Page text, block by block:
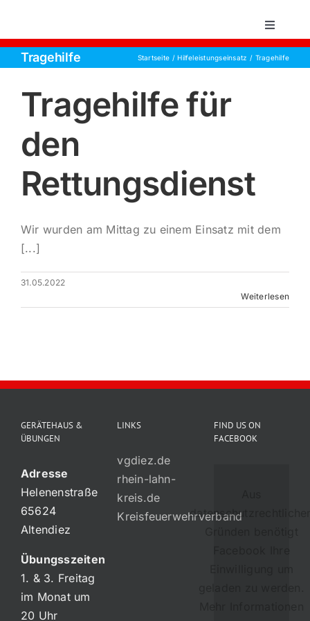
springen
Toggle
Kontakt
Tragehilfe Startseite Hilfeleistungseinsatz Tragehilfe
Tragehilfe für
den
Rettungsdienst
Wir wurden am Mittag zu einem Einsatz mit dem
[...]
31.05.2022
Weiterlesen
GERÄTEHAUS &
ÜBUNGEN
Adresse
Helenenstraße
65624
Altendiez
Übungsszeiten
1. & 3. Freitag
im Monat um
20 Uhr
LINKS
vgdiez.de
rhein-lahn-
kreis.de
Kreisfeuerwehrverband
FIND US ON
FACEBOOK